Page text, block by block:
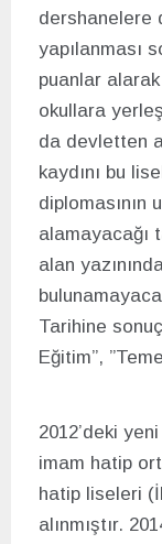
dershanelere
yapılanması
puanlar
okullara
da devletten
kaydını bu
diplomasının
alamayacağı
alan
Tarihine
Eğitim”,
2012’deki
imam hatip
hatip liseleri
alınmıştır.